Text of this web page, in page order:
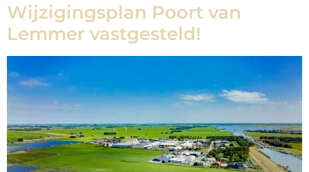
Wijzigingsplan Poort van
Lemmer vastgesteld!